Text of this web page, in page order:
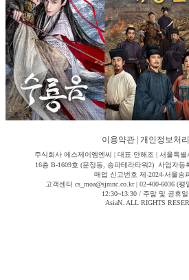
이용약관 개인정보처
주식회사 에스제이엠엔씨 | 대표 안해조 | 서울특
16층 B-1609호 (문정동, 송파테라타워2) 사업자등
매업 신고번호 제-2024-서울송
고객센터 cs_moa@sjmnc.co.kr | 02-400-6036 (
12:30~13:30 / 주말 및 공휴
AsiaN. ALL RIGHTS